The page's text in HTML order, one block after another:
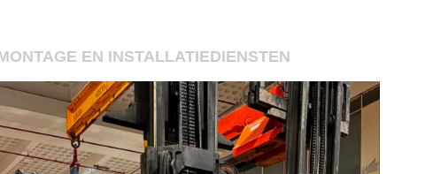
EN INSTALLATIEDIENSTEN